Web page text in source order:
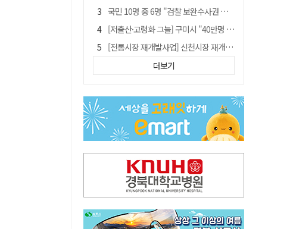
국민 10명 중 6명 "검찰 보완수사권 필요"…민주당 지지층도 53.8%
[저출산·고령화 그늘] 구미시 "40만명 사수" 고령군 "3만명대 회복"
[전통시장 재개발사업] 신천시장 재개발, 준공 후에도 소송전
李대통령 지지율 다시 40%대로…20대는 18.8%p 급락
안동-사가에, "50년 우정 넘어 미래 50년 함께 연다"
[인사]경상북도
유승민 "尹 졸업한 서울대 법대·충암고도 없애야"…李 육사 통합 직격
더보기